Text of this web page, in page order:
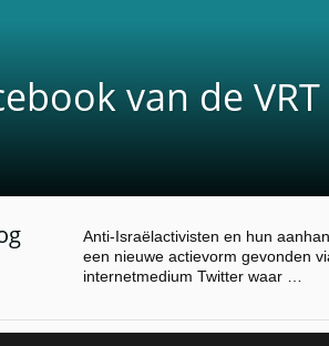
van de VRT
Anti-Israëlactivisten en hun
een nieuwe actievorm gevonden
internetmedium Twitter waar …